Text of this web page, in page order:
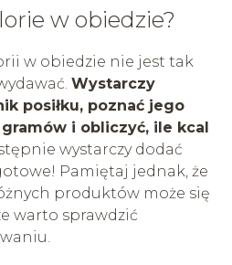
w obiedzie?
w obiedzie nie jest tak
Wystarczy
posiłku, poznać jego
i obliczyć, ile kcal
wystarczy dodać
Pamiętaj jednak, że
produktów może się
warto sprawdzić